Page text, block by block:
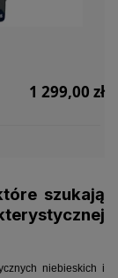
1 299,00 zł
szukają
niebieskich i